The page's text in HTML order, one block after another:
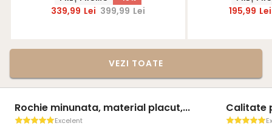
339,99 Lei 399,99 Lei 195,99 Lei
VEZI TOATE
Rochie minunata, material placut,...
Excelent
Calitate